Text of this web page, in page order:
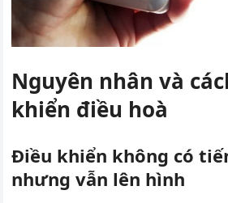
Nguyên nhân và
khiển điều hoà
Điều khiển không có
nhưng vẫn lên hình